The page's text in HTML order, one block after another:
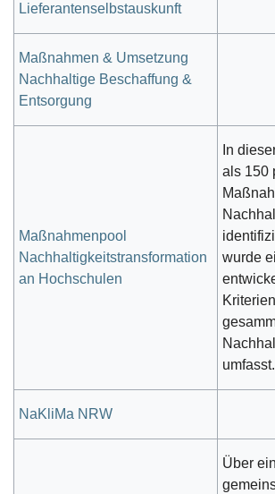
Lieferantenselbstauskunft
Maßnahmen & Umsetzung
Nachhaltige Beschaffung &
Entsorgung
Maßnahmenpool
Nachhaltigkeitstransformation
an Hochschulen
In
als 150
wurde
umfasst.
NaKliMa NRW
Über